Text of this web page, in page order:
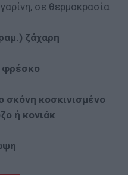
σε θερμοκρασία
ζάχαρη
φρέσκο
κοσκινισμένο
ή κονιάκ